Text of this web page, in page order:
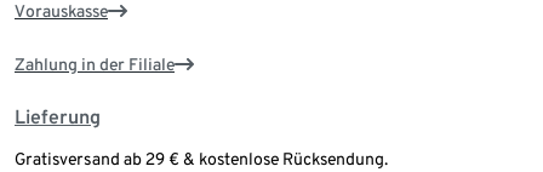
Vorauskasse
Zahlung in der Filiale
Lieferung
Gratisversand ab 29 € & kostenlose Rücksendung.